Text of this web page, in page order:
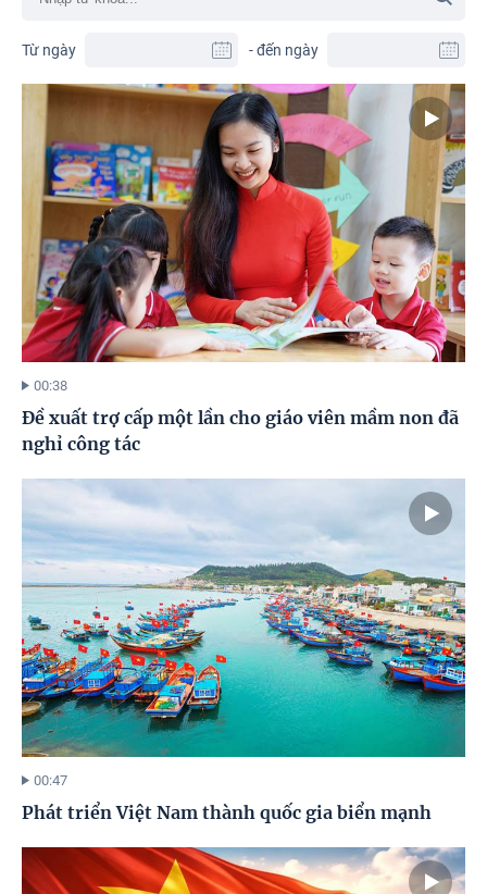
Từ ngày - đến ngày
00:38
Đề xuất trợ cấp một lần cho giáo viên mầm non đã
nghỉ công tác
00:47
Phát triển Việt Nam thành quốc gia biển mạnh